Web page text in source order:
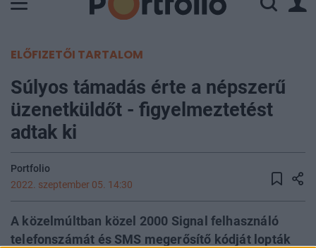
ELŐFIZETŐI TARTALOM
Súlyos támadás érte a népszerű
üzenetküldőt - figyelmeztetést
adtak ki
Portfolio
2022. szeptember 05. 14:30
A közelmúltban közel 2000 Signal felhasználó
telefonszámát és SMS megerősítő kódját lopták